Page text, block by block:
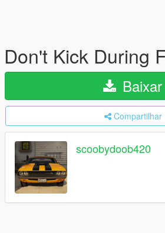
Don't Kick During
Baixar
Compartilhar
scoobydoob420